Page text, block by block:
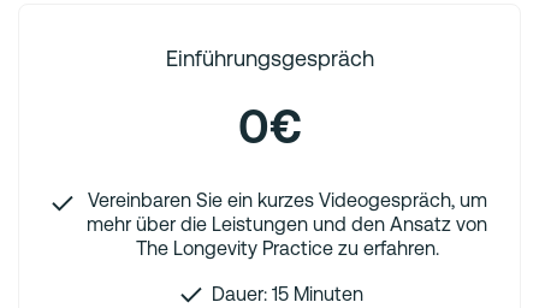
Einführungsgespräch
0€
Vereinbaren Sie ein kurzes Videogespräch, um
mehr über die Leistungen und den Ansatz von
The Longevity Practice zu erfahren.
Dauer: 15 Minuten